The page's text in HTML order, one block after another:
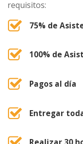
requisitos:
75% de
100% de
Pagos al día
Entregar